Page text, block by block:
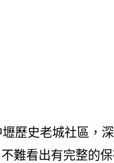
歷史老城社區，
難看出有完整的